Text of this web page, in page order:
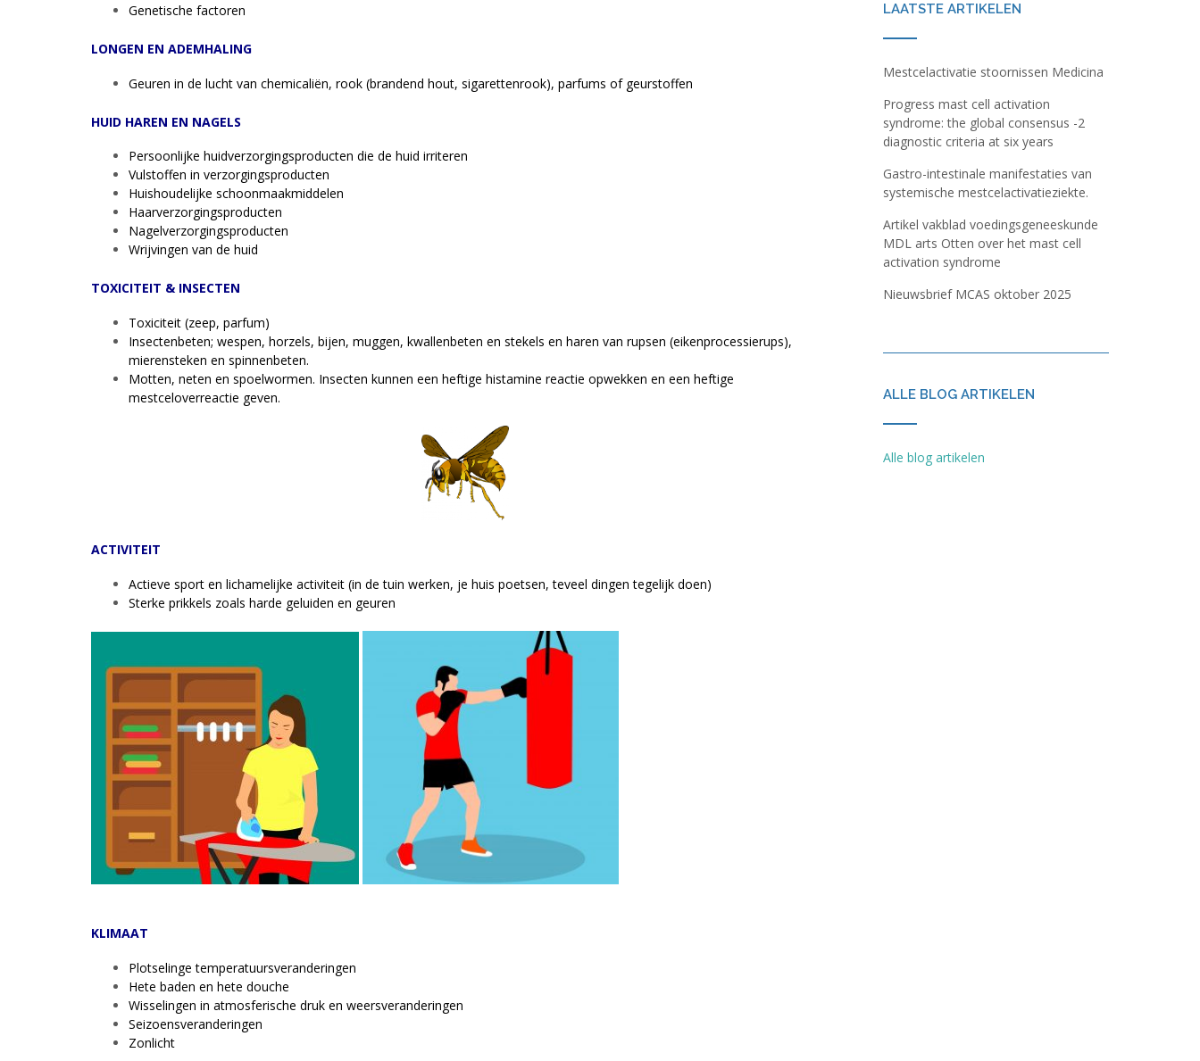
Genetische factoren
LONGEN EN ADEMHALING
Geuren in de lucht van chemicaliën, rook (brandend hout, sigarettenrook), parfums of geurstoffen
HUID HAREN EN NAGELS
Persoonlijke huidverzorgingsproducten die de huid irriteren
Vulstoffen in verzorgingsproducten
Huishoudelijke schoonmaakmiddelen
Haarverzorgingsproducten
Nagelverzorgingsproducten
Wrijvingen van de huid
TOXICITEIT & INSECTEN
Toxiciteit (zeep, parfum)
Insectenbeten; wespen, horzels, bijen, muggen, kwallenbeten en stekels en haren van rupsen (eikenprocessierups),
mierensteken en spinnenbeten.
Motten, neten en spoelwormen. Insecten kunnen een heftige histamine reactie opwekken en een heftige
mestceloverreactie geven.
ACTIVITEIT
Actieve sport en lichamelijke activiteit (in de tuin werken, je huis poetsen, teveel dingen tegelijk doen)
Sterke prikkels zoals harde geluiden en geuren
KLIMAAT
Plotselinge temperatuursveranderingen
Hete baden en hete douche
Wisselingen in atmosferische druk en weersveranderingen
Seizoensveranderingen
Zonlicht
LAATSTE ARTIKELEN
Mestcelactivatie stoornissen Medicina
Progress mast cell activation
syndrome: the global consensus -2
diagnostic criteria at six years
Gastro-intestinale manifestaties van
systemische mestcelactivatieziekte.
Artikel vakblad voedingsgeneeskunde
MDL arts Otten over het mast cell
activation syndrome
Nieuwsbrief MCAS oktober 2025
ALLE BLOG ARTIKELEN
Alle blog artikelen